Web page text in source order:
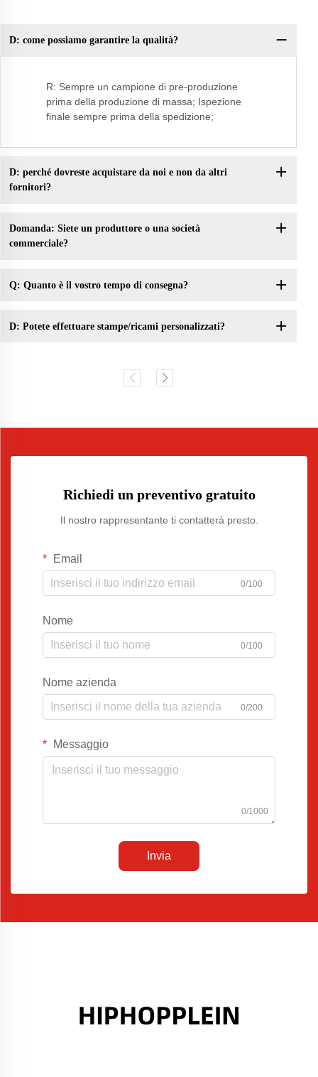
D: come possiamo garantire la qualità?
R: Sempre un campione di pre-produzione
prima della produzione di massa; Ispezione
finale sempre prima della spedizione;
D: perché dovreste acquistare da noi e non da altri
fornitori?
Domanda: Siete un produttore o una società
commerciale?
Q: Quanto è il vostro tempo di consegna?
D: Potete effettuare stampe/ricami personalizzati?
Richiedi un preventivo gratuito
Il nostro rappresentante ti contatterà presto.
Email
0/100
Nome
0/100
Nome azienda
0/200
Messaggio
0/1000
Invia